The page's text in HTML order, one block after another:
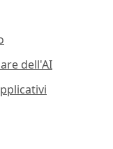
dell'AI